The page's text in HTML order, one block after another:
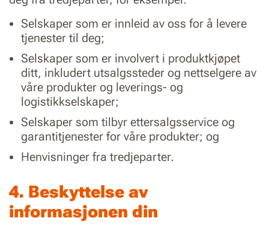
Selskaper som er innleid av oss for å levere
tjenester til deg;
Selskaper som er involvert i produktkjøpet
ditt, inkludert utsalgssteder og nettselgere av
våre produkter og leverings- og
logistikkselskaper;
Selskaper som tilbyr ettersalgsservice og
garantitjenester for våre produkter; og
Henvisninger fra tredjeparter.
4. Beskyttelse av
informasjonen din